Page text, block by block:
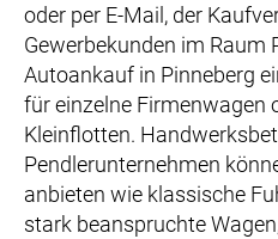
oder per E-Mail, der
Gewerbekunden im Raum
Autoankauf in Pinneberg
für einzelne Firmenwagen
Kleinflotten.
Pendlerunternehmen
anbieten wie klassische
stark beanspruchte